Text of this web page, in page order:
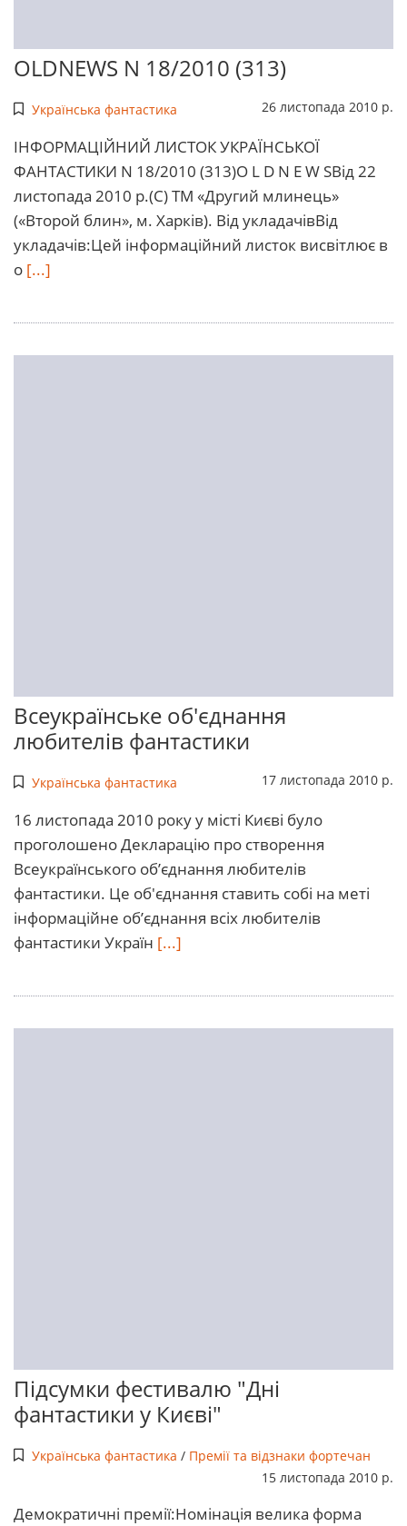
OLDNEWS N 18/2010 (313)
Українська фантастика 26 листопада 2010 р.
ІHФОРМАЦІЙНИЙ ЛИСТОК УКРАЇHСЬКОЇ
ФАHТАСТИКИ N 18/2010 (313)O L D N E W SВід 22
листопада 2010 р.(С) ТМ «Другий млинець»
(«Второй блин», м. Харків). Від укладачівВід
укладачів:Цей інформаційний листок висвітлює в
о [...]
Всеукраїнське об'єднання
любителів фантастики
Українська фантастика 17 листопада 2010 р.
16 листопада 2010 року у місті Києві було
проголошено Декларацію про створення
Всеукраїнського об’єднання любителів
фантастики. Це об'єднання ставить собі на меті
інформаційне об’єднання всіх любителів
фантастики Україн [...]
Підсумки фестивалю "Дні
фантастики у Києві"
Українська фантастика / Премії та відзнаки фортечан
15 листопада 2010 р.
Демократичні премії:Номінація велика форма